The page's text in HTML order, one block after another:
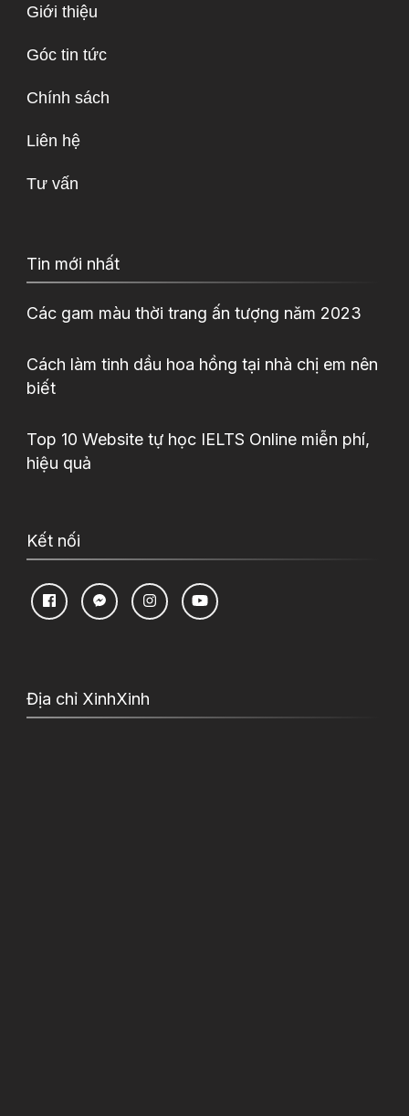
Giới thiệu
Góc tin tức
Chính sách
Liên hệ
Tư vấn
Tin mới nhất
Các gam màu thời trang ấn tượng năm 2023
Cách làm tinh dầu hoa hồng tại nhà chị em nên
biết
Top 10 Website tự học IELTS Online miễn phí,
hiệu quả
Kết nối
Địa chỉ XinhXinh